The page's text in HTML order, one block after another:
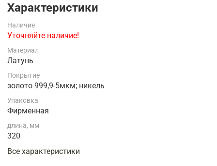
Характеристики
Наличие
Уточняйте наличие!
Материал
Латунь
Покрытие
золото 999,9-5мкм; никель
Упаковка
Фирменная
длина, мм
320
Все характеристики